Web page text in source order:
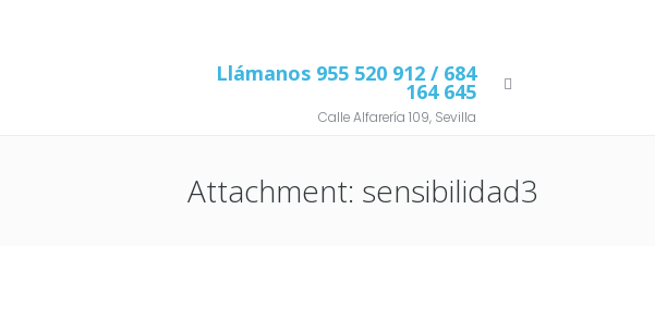
Llámanos 955 520 912 / 684
164 645
Calle Alfarería 109, Sevilla
Attachment: sensibilidad3